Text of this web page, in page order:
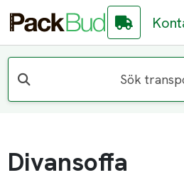
Sök
Divansoffa